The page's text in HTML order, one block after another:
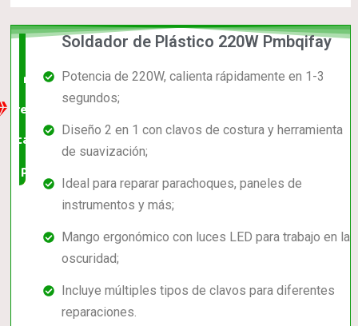
mejor
relación
calidad-
precio
Soldador de Plástico 220W Pmbqifay
Potencia de 220W, calienta rápidamente en 1-3
segundos;
Diseño 2 en 1 con clavos de costura y herramienta
de suavización;
Ideal para reparar parachoques, paneles de
instrumentos y más;
Mango ergonómico con luces LED para trabajo en la
oscuridad;
Incluye múltiples tipos de clavos para diferentes
reparaciones.